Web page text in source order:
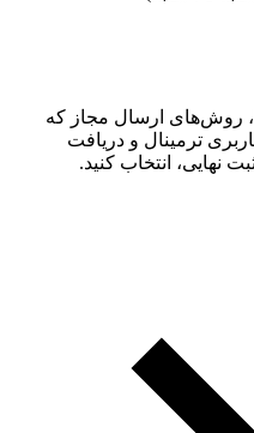
روش‌های ارسال مجاز که
ترمینال و دریافت
نهایی، انتخاب کنید.